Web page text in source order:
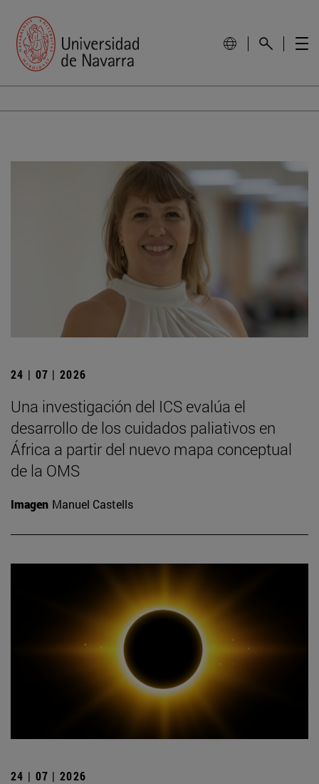
24 | 07 | 2026
Una investigación del ICS evalúa el
desarrollo de los cuidados paliativos en
África a partir del nuevo mapa conceptual
de la OMS
Imagen Manuel Castells
24 | 07 | 2026